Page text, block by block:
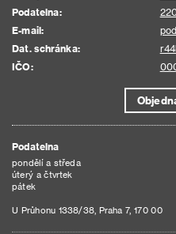
Podatelna:
E-mail:
Dat. schránka:
IČO:
Podatelna
pondělí a středa
úterý a čtvrtek
pátek
U Průhonu 1338/38, Praha 7, 170 00